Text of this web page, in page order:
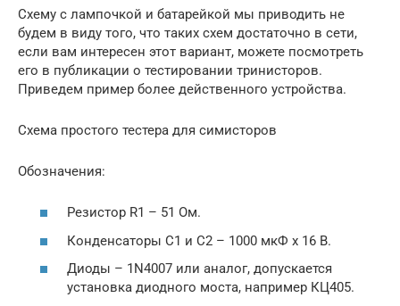
Схему с лампочкой и батарейкой мы приводить не
будем в виду того, что таких схем достаточно в сети,
если вам интересен этот вариант, можете посмотреть
его в публикации о тестировании тринисторов.
Приведем пример более действенного устройства.
Схема простого тестера для симисторов
Обозначения:
Резистор R1 – 51 Ом.
Конденсаторы C1 и С2 – 1000 мкФ х 16 В.
Диоды – 1N4007 или аналог, допускается
установка диодного моста, например КЦ405.